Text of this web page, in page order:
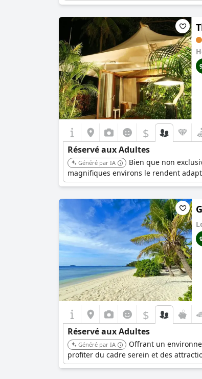
$
Réservé aux Adultes
Généré par IA
Bien que non
magnifiques environs le rendent
$
Réservé aux Adultes
Généré par IA
Offrant un
profiter du cadre serein et des